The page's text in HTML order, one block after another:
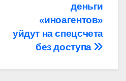
деньги
«иноагентов»
уйдут на спецсчета
без доступа